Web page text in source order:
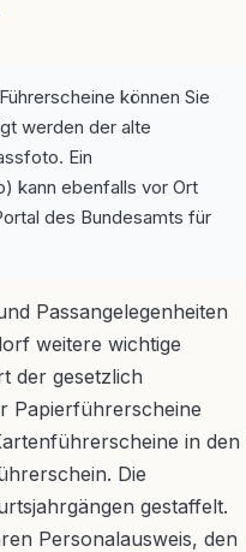
können Sie
werden der alte
Ein
kann ebenfalls vor Ort
des Bundesamts für
Passangelegenheiten
weitere wichtige
der gesetzlich
Papierführerscheine
in den
Die
gestaffelt.
Personalausweis, den